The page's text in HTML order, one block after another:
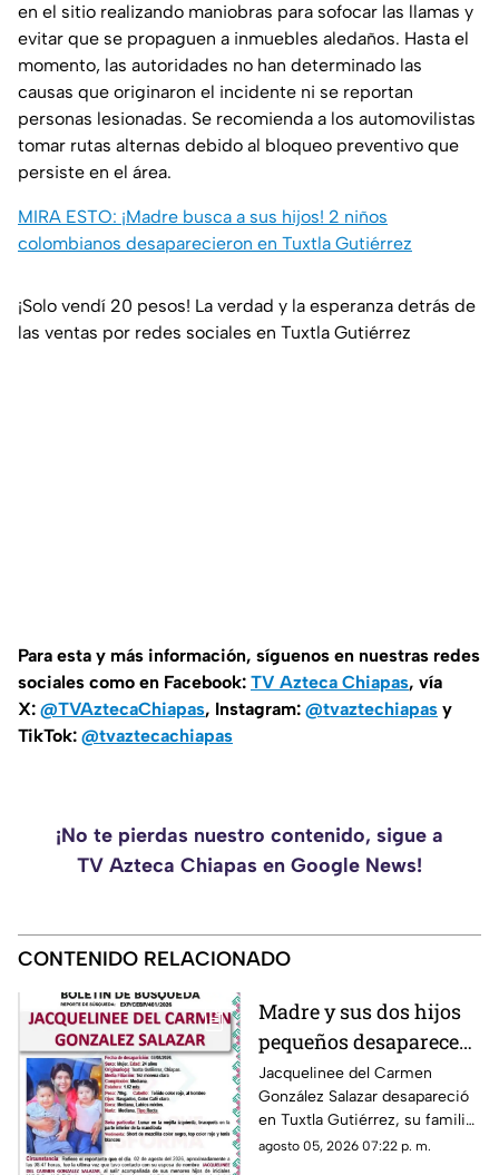
en el sitio realizando maniobras para sofocar las llamas y
evitar que se propaguen a inmuebles aledaños. Hasta el
momento, las autoridades no han determinado las
causas que originaron el incidente ni se reportan
personas lesionadas. Se recomienda a los automovilistas
tomar rutas alternas debido al bloqueo preventivo que
persiste en el área.
MIRA ESTO: ¡Madre busca a sus hijos! 2 niños
colombianos desaparecieron en Tuxtla Gutiérrez
¡Solo vendí 20 pesos! La verdad y la esperanza detrás de
las ventas por redes sociales en Tuxtla Gutiérrez
Para esta y más información, síguenos en nuestras redes
sociales como en Facebook: TV Azteca Chiapas, vía
X: @TVAztecaChiapas, Instagram: @tvaztechiapas y
TikTok: @tvaztecachiapas
¡No te pierdas nuestro contenido, sigue a
TV Azteca Chiapas en Google News!
CONTENIDO RELACIONADO
Madre y sus dos hijos
pequeños desaparecen
en Tuxtla Gutiérrez ¡Su
esposo levantó una
ficha de busqueda!
Jacquelinee del Carmen
González Salazar desapareció
en Tuxtla Gutiérrez, su familia
lo busca, por lo que han
agosto 05, 2026 07:22 p. m.